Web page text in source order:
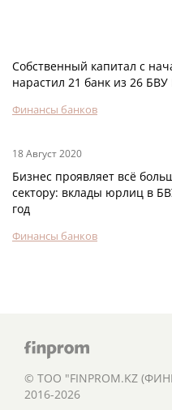
Собственный капитал с
нарастил 21 банк из 26 БВУ
Финансы банков
18 Август 2020
Бизнес проявляет всё
сектору: вклады юрлиц в
год
Финансы банков
© ТОО "FINPROM.KZ
2016-2026